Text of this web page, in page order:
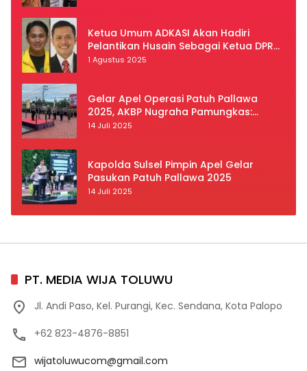
Ketua Umum ADKASI Akan Hadiri
Pelantikan Husain Sebagai Ketua DPRD
Luwu Utara
1 Agustus 2025
Gelar Apel Operasi Patuh Pallawa
2025, AKBP Nugraha Pamungkas:
Kedisiplinan dan Keselamatan Jadi
14 Juli 2025
Kapolda Sulsel Pimpin Apel Gelar
Pasukan Patuh Pallawa 2025
14 Juli 2025
PT. MEDIA WIJA TOLUWU
Jl. Andi Paso, Kel. Purangi, Kec. Sendana, Kota Palopo
+62 823-4876-8851
wijatoluwucom@gmail.com